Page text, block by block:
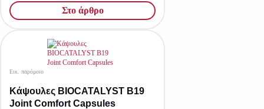
Στο άρθρο
Εικ. παρόμοιο
Κάψουλες BIOCATALYST B19
Joint Comfort Capsules